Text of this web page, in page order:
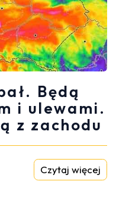
Będą
i ulewami.
z zachodu
Czytaj więcej